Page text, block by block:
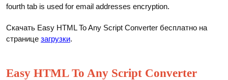
fourth tab is used for email addresses encryption.
Скачать Easy HTML To Any Script Converter бесплатно на
странице загрузки.
Easy HTML To Any Script Converter